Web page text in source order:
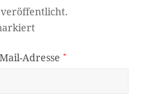
Adresse*